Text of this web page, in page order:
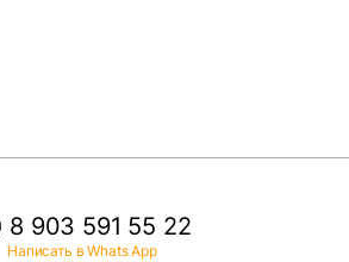
8 903 591 55 22
Написать в Whats App